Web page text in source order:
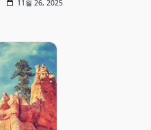
11월 26, 2025